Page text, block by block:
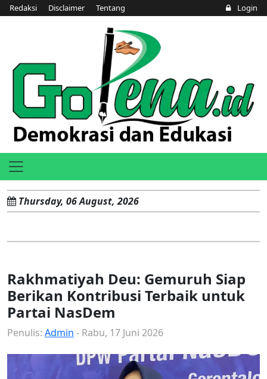
Redaksi Disclaimer Tentang Login
Thursday, 06 August, 2026
Rakhmatiyah Deu: Gemuruh Siap
Berikan Kontribusi Terbaik untuk
Partai NasDem
Penulis: Admin - Rabu, 17 Juni 2026